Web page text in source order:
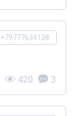
+79777634138
420 3